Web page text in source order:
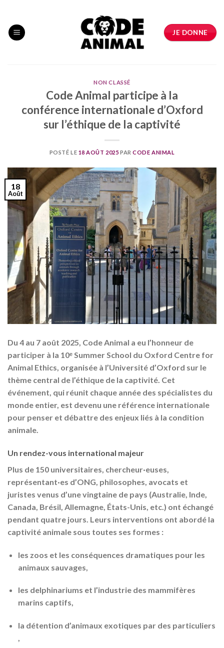
content
JE DONNE
NON CLASSÉ
Code Animal participe à la
conférence internationale d’Oxford
sur l’éthique de la captivité
POSTÉ LE 18 AOÛT 2025 PARCODE ANIMAL
18
Août
Du 4 au 7 août 2025, Code Animal a eu l’honneur de
participer à la 10ᵉ Summer School du Oxford Centre for
Animal Ethics, organisée à l’Université d’Oxford sur le
thème central de l’éthique de la captivité. Cet
événement, qui réunit chaque année des spécialistes du
monde entier, est devenu une référence internationale
pour penser et débattre des enjeux liés à la condition
animale.
Un rendez-vous international majeur
Plus de 150 universitaires, chercheur·euses,
représentant·es d’ONG, philosophes, avocats et
juristes venus d’une vingtaine de pays (Australie, Inde,
Canada, Brésil, Allemagne, États-Unis, etc.) ont échangé
pendant quatre jours. Leurs interventions ont abordé la
captivité animale sous toutes ses formes :
les zoos et les conséquences dramatiques pour les
animaux sauvages,
les delphinariums et l’industrie des mammifères
marins captifs,
la détention d’animaux exotiques par des particuliers
,